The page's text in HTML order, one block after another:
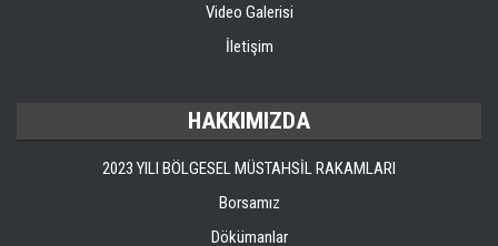
Video Galerisi
İletişim
HAKKIMIZDA
2023 YILI BÖLGESEL MÜSTAHSİL RAKAMLARI
Borsamız
Dökümanlar